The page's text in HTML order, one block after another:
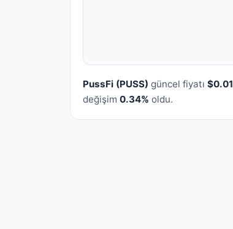
PussFi (PUSS) güncel fiyatı $0.01
değişim 0.34% oldu.